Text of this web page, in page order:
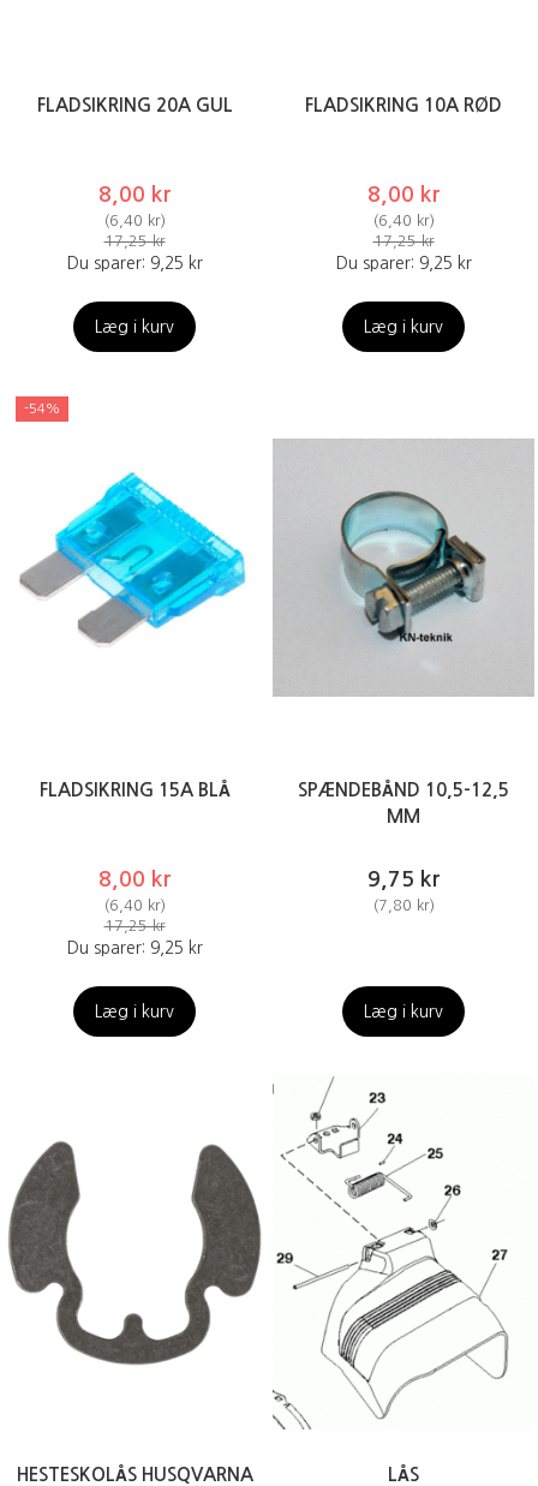
FLADSIKRING 20A GUL
8,00 kr
(6,40 kr)
17,25 kr
Du sparer: 9,25 kr
Læg i kurv
FLADSIKRING 10A RØD
8,00 kr
(6,40 kr)
17,25 kr
Du sparer: 9,25 kr
Læg i kurv
-54%
FLADSIKRING 15A BLÅ
8,00 kr
(6,40 kr)
17,25 kr
Du sparer: 9,25 kr
Læg i kurv
SPÆNDEBÅND 10,5-12,5
MM
9,75 kr
(7,80 kr)
Læg i kurv
HESTESKOLÅS HUSQVARNA LÅS